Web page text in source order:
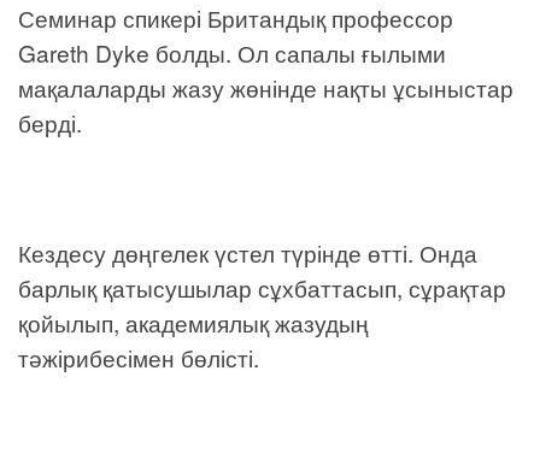
Семинар спикері Британдық профессор
Gareth Dyke болды. Ол сапалы ғылыми
мақалаларды жазу жөнінде нақты ұсыныстар
берді.
Кездесу дөңгелек үстел түрінде өтті. Онда
барлық қатысушылар сұхбаттасып, сұрақтар
қойылып, академиялық жазудың
тәжірибесімен бөлісті.